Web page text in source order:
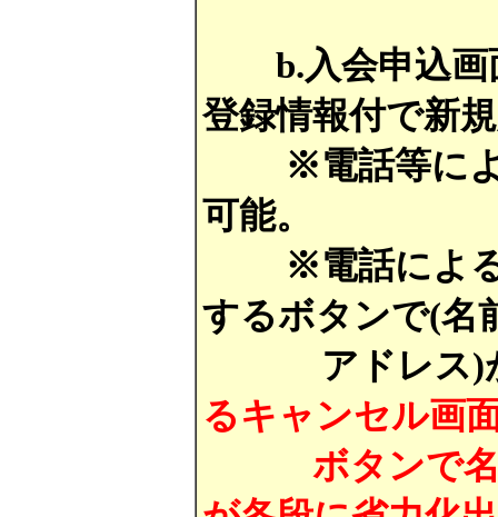
b.入会申込画
登録情報付で新
※電話等によ
可能。
※電話による
するボタンで(名
アドレス)が
るキャンセル画
ボタンで名前